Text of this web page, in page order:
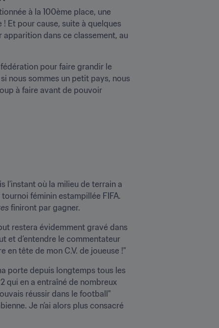
à la 100ème place, une
Et pour cause, suite à quelques
dans ce classement, au
pour faire grandir le
nous sommes un petit pays, nous
à faire avant de pouvoir
l’instant où la milieu de terrain a
féminin estampillée FIFA.
finiront par gagner.
restera évidemment gravé dans
et d’entendre le commentateur
en tête de mon C.V. de joueuse !"
porte depuis longtemps tous les
qui en a entraîné de nombreux
réussir dans le football"
Je n’ai alors plus consacré